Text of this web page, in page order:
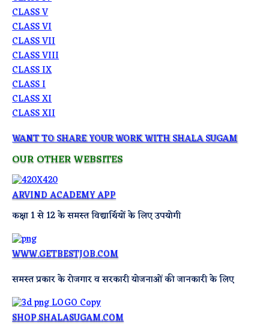
CLASS V
CLASS VI
CLASS VII
CLASS VIII
CLASS IX
CLASS I
CLASS XI
CLASS XII
WANT TO SHARE YOUR WORK WITH SHALA SUGAM
OUR OTHER WEBSITES
ARVIND ACADEMY APP
कक्षा 1 से 12 के समस्त विद्यार्थियों के लिए उपयोगी
WWW.GETBESTJOB.COM
समस्त प्रकार के रोजगार व सरकारी योजनाओं की जानकारी के लिए
SHOP.SHALASUGAM.COM